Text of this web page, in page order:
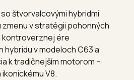
štvorvalcovými hybridmi
v stratégii pohonných
kontroverznej ére
v modeloch C63 a
k tradičnejším motorom –
V8.